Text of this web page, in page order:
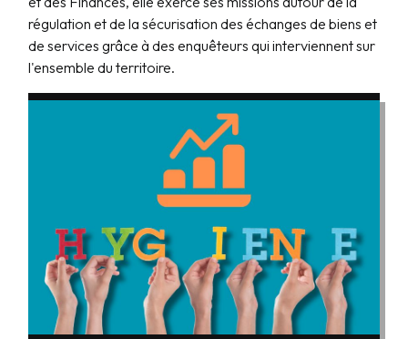
régulation et de la sécurisation des échanges de biens et
de services grâce à des enquêteurs qui interviennent sur
l'ensemble du territoire.